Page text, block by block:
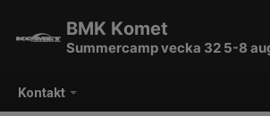
Kontakt
BMK Komet
Summercamp vecka 32 5-8